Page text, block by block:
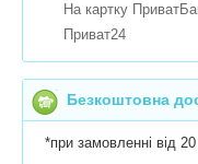
На картку
Приват24
Безкоштовна
*при замовленні від